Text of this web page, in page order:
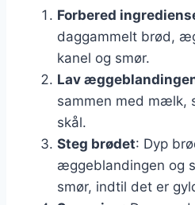
Forbered
daggammelt brød,
kanel og smør.
Lav
sammen med mælk,
skål.
Steg brødet: Dyp
æggeblandingen og
smør, indtil det er